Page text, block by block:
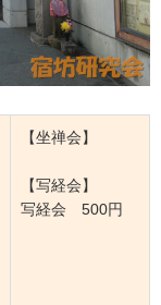
【坐禅会】
【写経会】
写経会 500円